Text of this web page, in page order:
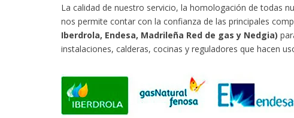
La calidad de nuestro servicio, la homologación de todas
nos permite contar con la confianza de las principales
Iberdrola, Endesa, Madrileña Red de gas y Nedgia)
instalaciones, calderas, cocinas y reguladores que hacen